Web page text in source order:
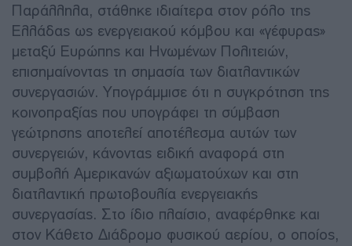
Παράλληλα, στάθηκε ιδιαίτερα στον ρόλο της
Ελλάδας ως ενεργειακού κόμβου και «γέφυρας»
μεταξύ Ευρώπης και Ηνωμένων Πολιτειών,
επισημαίνοντας τη σημασία των διατλαντικών
συνεργασιών. Υπογράμμισε ότι η συγκρότηση της
κοινοπραξίας που υπογράφει τη σύμβαση
γεώτρησης αποτελεί αποτέλεσμα αυτών των
συνεργειών, κάνοντας ειδική αναφορά στη
συμβολή Αμερικανών αξιωματούχων και στη
διατλαντική πρωτοβουλία ενεργειακής
συνεργασίας. Στο ίδιο πλαίσιο, αναφέρθηκε και
στον Κάθετο Διάδρομο φυσικού αερίου, ο οποίος,